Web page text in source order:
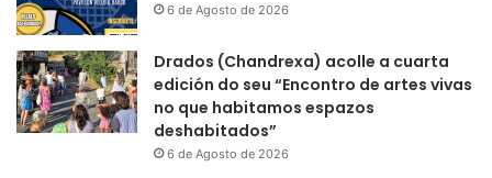
6 de Agosto de 2026
Drados (Chandrexa) acolle a cuarta
edición do seu “Encontro de artes vivas
no que habitamos espazos
deshabitados”
6 de Agosto de 2026